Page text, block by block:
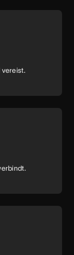
vereist.